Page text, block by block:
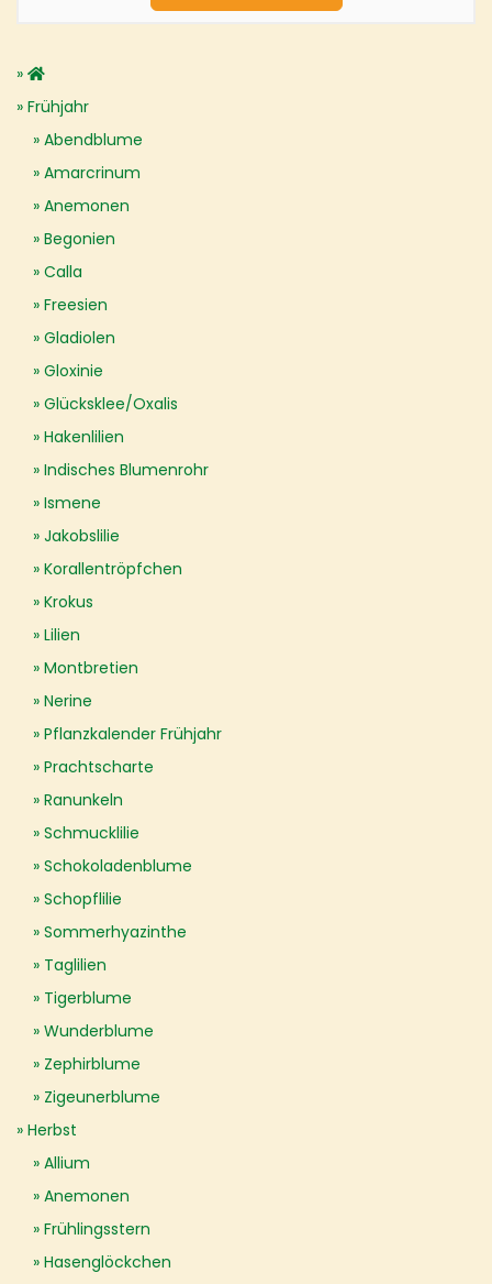
Frühjahr
Abendblume
Amarcrinum
Anemonen
Begonien
Calla
Freesien
Gladiolen
Gloxinie
Glücksklee/Oxalis
Hakenlilien
Indisches Blumenrohr
Ismene
Jakobslilie
Korallentröpfchen
Krokus
Lilien
Montbretien
Nerine
Pflanzkalender Frühjahr
Prachtscharte
Ranunkeln
Schmucklilie
Schokoladenblume
Schopflilie
Sommerhyazinthe
Taglilien
Tigerblume
Wunderblume
Zephirblume
Zigeunerblume
Herbst
Allium
Anemonen
Frühlingsstern
Hasenglöckchen